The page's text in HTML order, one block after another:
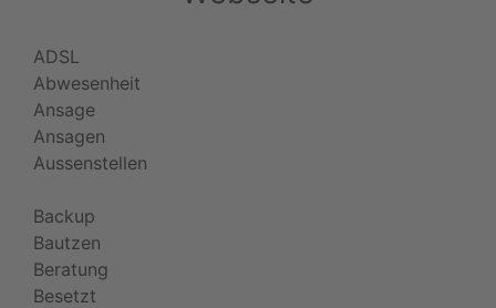
ADSL
Abwesenheit
Ansage
Ansagen
Aussenstellen
Backup
Bautzen
Beratung
Besetzt